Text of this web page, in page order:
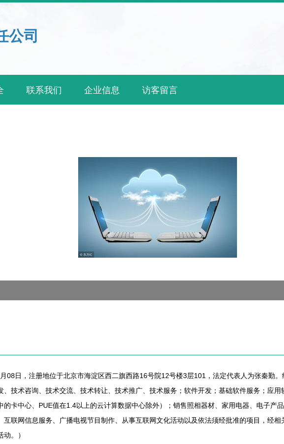
公司
联系我们 企业信息 访客留言
08日，注册地位于北京市海淀区西二旗西路16号院12号楼3层101，法定代表人为张秦勤
技术咨询、技术交流、技术转让、技术推广、技术服务；软件开发；基础软件服务；应
卡中心、PUE值在1.4以上的云计算数据中心除外）；销售照相器材、家用电器、电子产
联网信息服务、广播电视节目制作、从事互联网文化活动以及依法须经批准的项目，经
。）